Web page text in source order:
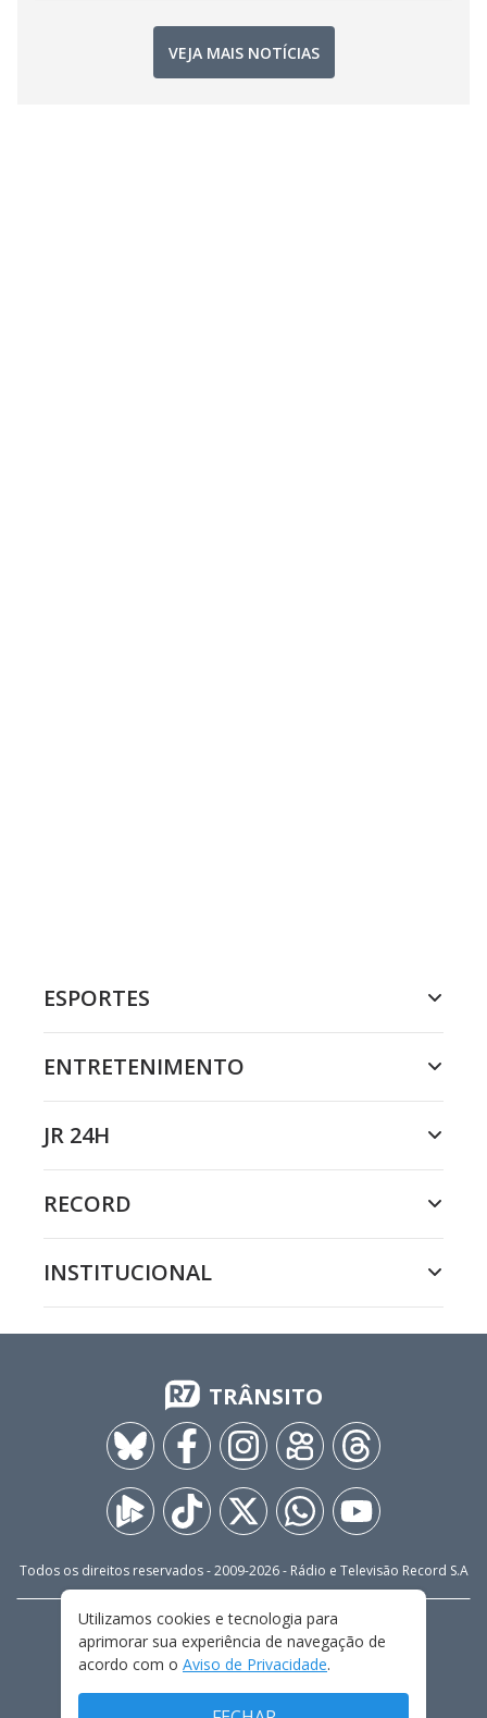
VEJA MAIS NOTÍCIAS
ESPORTES
ENTRETENIMENTO
JR 24H
RECORD
INSTITUCIONAL
TRÂNSITO
Todos os direitos reservados - 2009-2026- Rádio e Televisão Record S.A
FALE CONOSCO
PRIVACIDADE
TERMOS E CONDIÇÕES DE USO
Utilizamos cookies e tecnologia para
aprimorar sua experiência de navegação de
acordo com o Aviso de Privacidade.